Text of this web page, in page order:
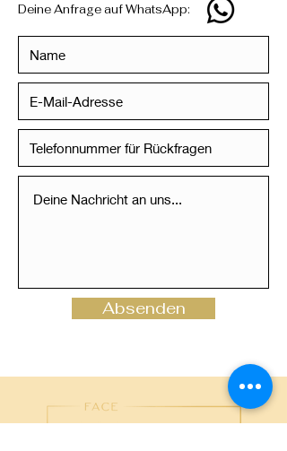
Deine Anfrage auf WhatsApp:
Absenden